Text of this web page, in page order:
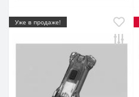
Уже в продаже!